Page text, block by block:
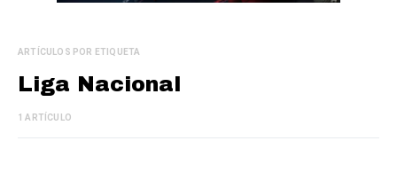
ARTÍCULOS POR ETIQUETA
Liga Nacional
1 ARTÍCULO